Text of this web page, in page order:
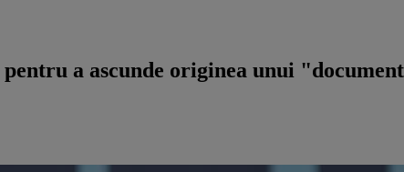
a ascunde originea unui